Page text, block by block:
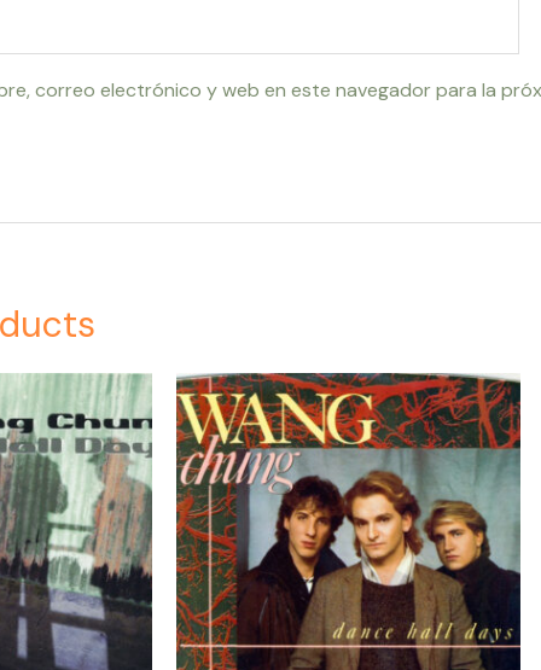
correo electrónico y web en este navegador para la